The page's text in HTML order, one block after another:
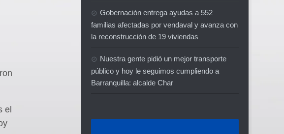
el
Gobernación entrega ayudas a 552
familias afectadas por vendaval y avanza con
la reconstrucción de 19 viviendas
Nuestra gente pidió un mejor transporte
público y hoy le seguimos cumpliendo a
Barranquilla: alcalde Char